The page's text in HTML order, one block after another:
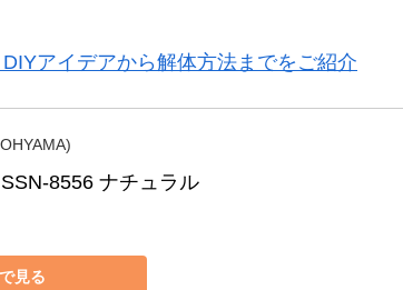
アイデアから解体方法までをご紹介
8556 ナチュラル
見る